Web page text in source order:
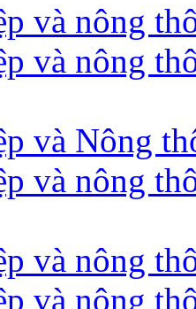
và nông
và nông
và Nông
và nông
và nông
và nông